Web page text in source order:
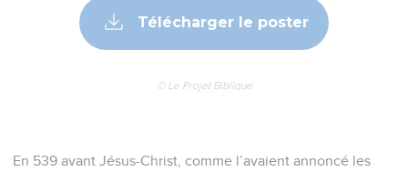
Télécharger le poster
© Le Projet Biblique
En 539 avant Jésus-Christ, comme l’avaient annoncé les